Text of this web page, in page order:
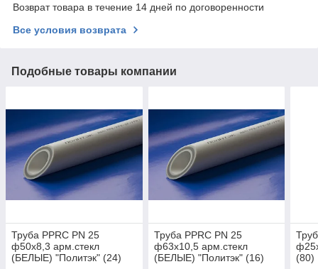
Возврат товара в течение 14 дней по договоренности
Все условия возврата
Подобные товары компании
Труба PPRC PN 25
ф50х8,3 арм.стекл
(БЕЛЫЕ) "Политэк" (24)
Труба PPRC PN 25
ф63х10,5 арм.стекл
(БЕЛЫЕ) "Политэк" (16)
(80)